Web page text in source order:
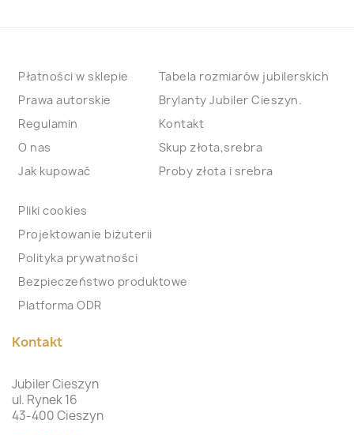
Płatności w sklepie
Prawa autorskie
Regulamin
O nas
Jak kupować
Tabela rozmiarów jubilerskich
Brylanty Jubiler Cieszyn.
Kontakt
Skup złota,srebra
Proby złota i srebra
Pliki cookies
Projektowanie biżuterii
Polityka prywatności
Bezpieczeństwo produktowe
Platforma ODR
Kontakt
Jubiler Cieszyn
ul. Rynek 16
43-400 Cieszyn